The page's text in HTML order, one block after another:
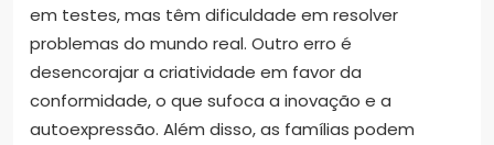
em testes, mas têm dificuldade em resolver
problemas do mundo real. Outro erro é
desencorajar a criatividade em favor da
conformidade, o que sufoca a inovação e a
autoexpressão. Além disso, as famílias podem